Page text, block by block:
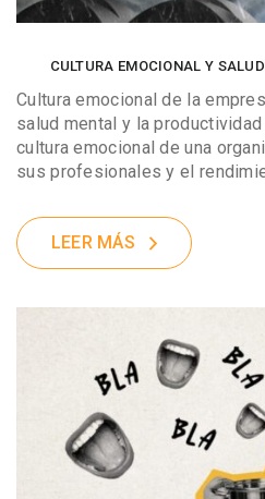
CULTURA EMOCIONAL Y
Cultura emocional de la
salud mental y la
cultura emocional de una
sus profesionales y el
LEER MÁS